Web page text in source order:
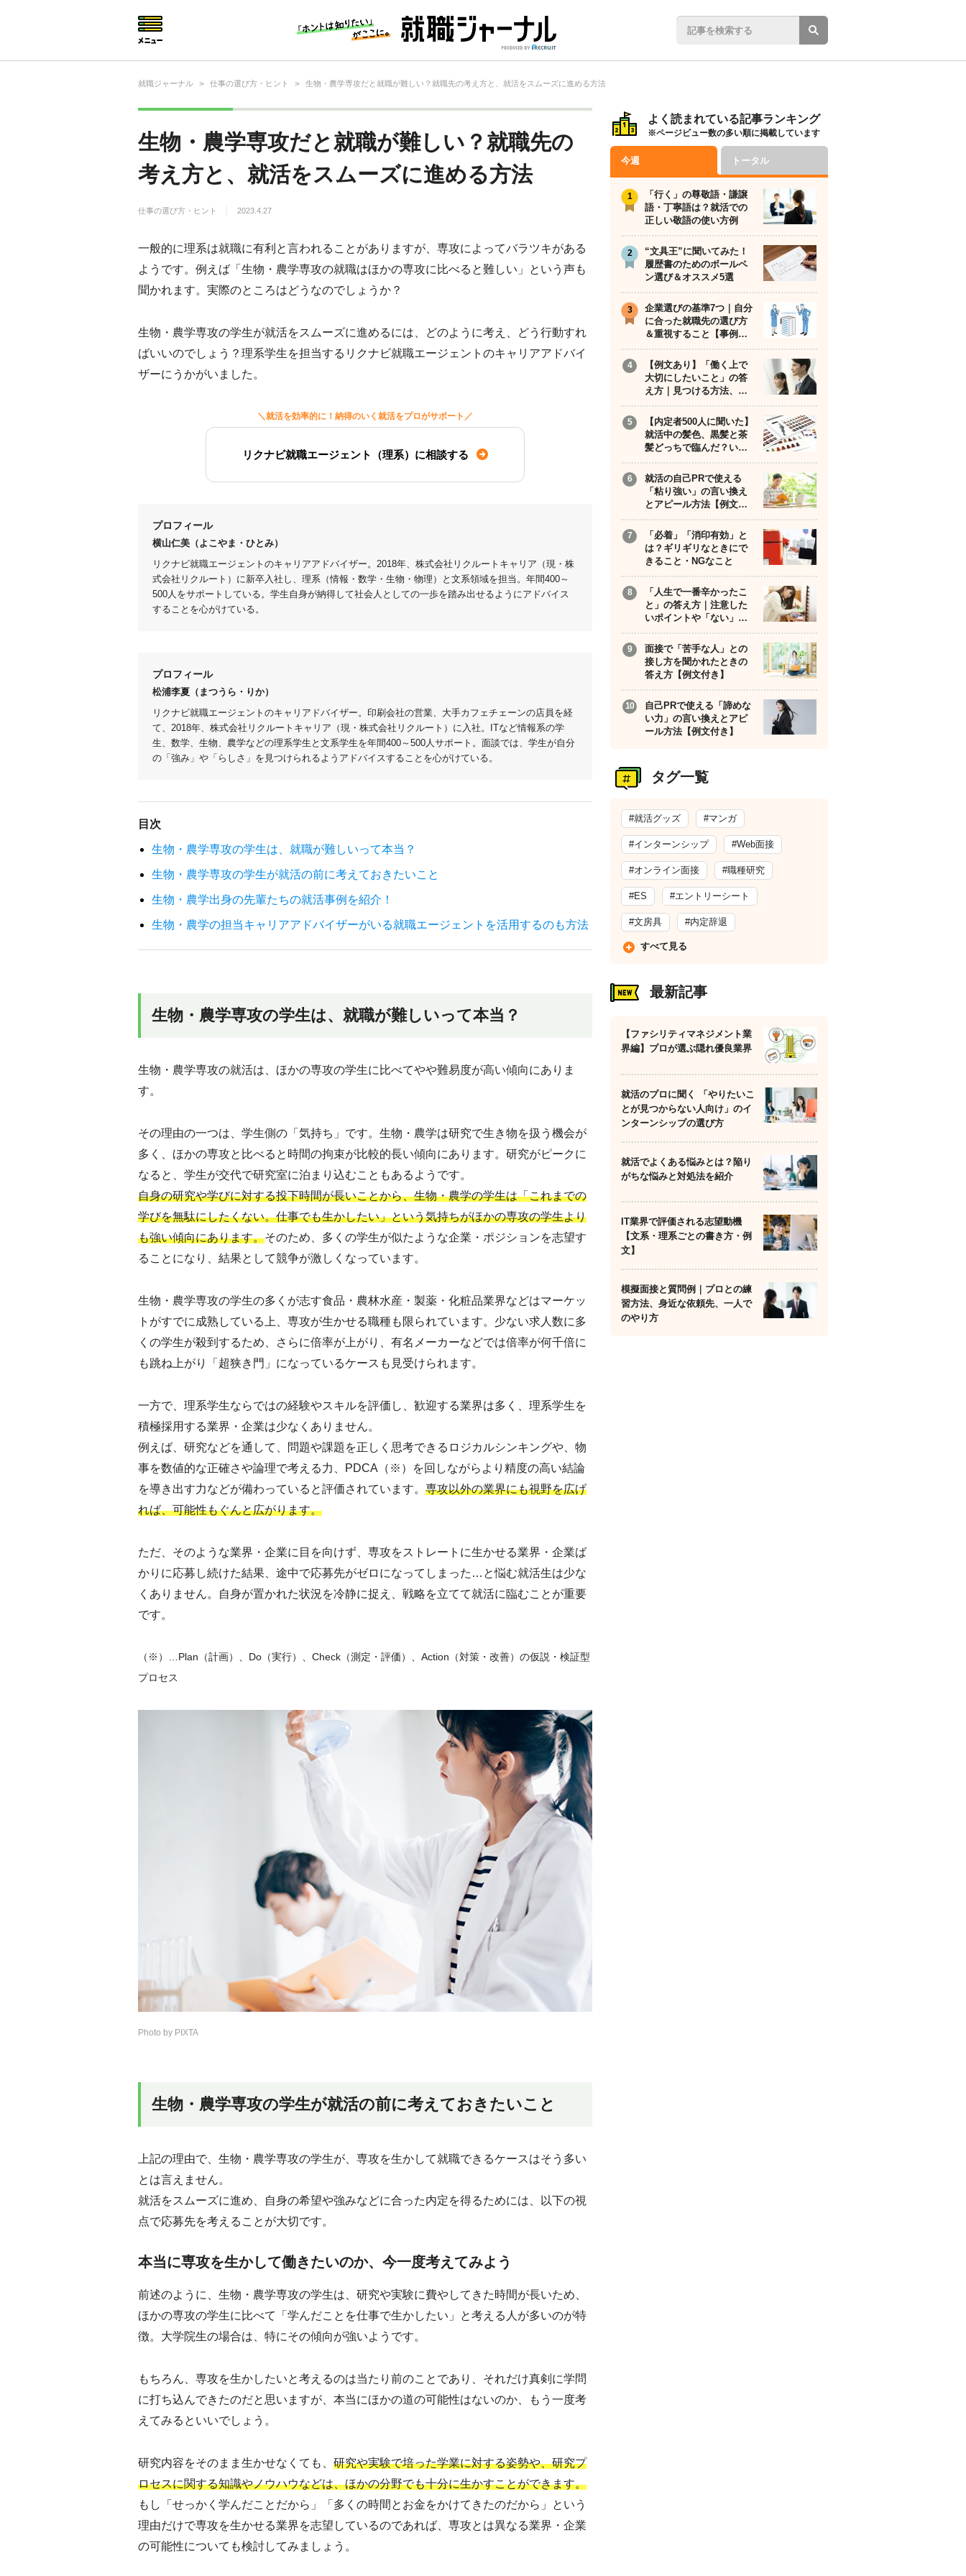
就職ジャーナル > 仕事の選び方・ヒント > 生物・農学専攻だと就職が難しい？就職先の考え方と、就活をスムーズに進める方法
生物・農学専攻だと就職が難しい？就職先の
考え方と、就活をスムーズに進める方法
仕事の選び方・ヒント 2023.4.27
一般的に理系は就職に有利と言われることがありますが、専攻によってバラツキがある
ようです。例えば「生物・農学専攻の就職はほかの専攻に比べると難しい」という声も
聞かれます。実際のところはどうなのでしょうか？
生物・農学専攻の学生が就活をスムーズに進めるには、どのように考え、どう行動すれ
ばいいのでしょう？理系学生を担当するリクナビ就職エージェントのキャリアアドバイ
ザーにうかがいました。
＼就活を効率的に！納得のいく就活をプロがサポート／
リクナビ就職エージェント（理系）に相談する
プロフィール
横山仁美（よこやま・ひとみ）
リクナビ就職エージェントのキャリアアドバイザー。2018年、株式会社リクルートキャリア（現・株
式会社リクルート）に新卒入社し、理系（情報・数学・生物・物理）と文系領域を担当。年間400～
500人をサポートしている。学生自身が納得して社会人としての一歩を踏み出せるようにアドバイス
することを心がけている。
プロフィール
松浦李夏（まつうら・りか）
リクナビ就職エージェントのキャリアドバイザー。印刷会社の営業、大手カフェチェーンの店員を経
て、2018年、株式会社リクルートキャリア（現・株式会社リクルート）に入社。ITなど情報系の学
生、数学、生物、農学などの理系学生と文系学生を年間400～500人サポート。面談では、学生が自分
の「強み」や「らしさ」を見つけられるようアドバイスすることを心がけている。
目次
生物・農学専攻の学生は、就職が難しいって本当？
生物・農学専攻の学生が就活の前に考えておきたいこと
生物・農学出身の先輩たちの就活事例を紹介！
生物・農学の担当キャリアアドバイザーがいる就職エージェントを活用するのも方法
生物・農学専攻の学生は、就職が難しいって本当？
生物・農学専攻の就活は、ほかの専攻の学生に比べてやや難易度が高い傾向にありま
す。
その理由の一つは、学生側の「気持ち」です。生物・農学は研究で生き物を扱う機会が
多く、ほかの専攻と比べると時間の拘束が比較的長い傾向にあります。研究がピークに
なると、学生が交代で研究室に泊まり込むこともあるようです。
自身の研究や学びに対する投下時間が長いことから、生物・農学の学生は「これまでの
学びを無駄にしたくない。仕事でも生かしたい」という気持ちがほかの専攻の学生より
も強い傾向にあります。そのため、多くの学生が似たような企業・ポジションを志望す
ることになり、結果として競争が激しくなっています。
生物・農学専攻の学生の多くが志す食品・農林水産・製薬・化粧品業界などはマーケッ
トがすでに成熟している上、専攻が生かせる職種も限られています。少ない求人数に多
くの学生が殺到するため、さらに倍率が上がり、有名メーカーなどでは倍率が何千倍に
も跳ね上がり「超狭き門」になっているケースも見受けられます。
一方で、理系学生ならではの経験やスキルを評価し、歓迎する業界は多く、理系学生を
積極採用する業界・企業は少なくありません。
例えば、研究などを通して、問題や課題を正しく思考できるロジカルシンキングや、物
事を数値的な正確さや論理で考える力、PDCA（※）を回しながらより精度の高い結論
を導き出す力などが備わっていると評価されています。 専攻以外の業界にも視野を広げ
れば、可能性もぐんと広がります。
ただ、そのような業界・企業に目を向けず、専攻をストレートに生かせる業界・企業ば
かりに応募し続けた結果、途中で応募先がゼロになってしまった…と悩む就活生は少な
くありません。自身が置かれた状況を冷静に捉え、戦略を立てて就活に臨むことが重要
です。
（※）…Plan（計画）、Do（実行）、Check（測定・評価）、Action（対策・改善）の仮説・検証型
プロセス
Photo by PIXTA
生物・農学専攻の学生が就活の前に考えておきたいこと
上記の理由で、生物・農学専攻の学生が、専攻を生かして就職できるケースはそう多い
とは言えません。
就活をスムーズに進め、自身の希望や強みなどに合った内定を得るためには、以下の視
点で応募先を考えることが大切です。
本当に専攻を生かして働きたいのか、今一度考えてみよう
前述のように、生物・農学専攻の学生は、研究や実験に費やしてきた時間が長いため、
ほかの専攻の学生に比べて「学んだことを仕事で生かしたい」と考える人が多いのが特
徴。大学院生の場合は、特にその傾向が強いようです。
もちろん、専攻を生かしたいと考えるのは当たり前のことであり、それだけ真剣に学問
に打ち込んできたのだと思いますが、本当にほかの道の可能性はないのか、もう一度考
えてみるといいでしょう。
研究内容をそのまま生かせなくても、 研究や実験で培った学業に対する姿勢や、研究プ
ロセスに関する知識やノウハウなどは、ほかの分野でも十分に生かすことができます。
もし「せっかく学んだことだから」「多くの時間とお金をかけてきたのだから」という
理由だけで専攻を生かせる業界を志望しているのであれば、専攻とは異なる業界・企業
の可能性についても検討してみましょう。
よく読まれている記事ランキング
※ページビュー数の多い順に掲載しています
今週 トータル
「行く」の尊敬語・謙譲
語・丁寧語は？就活での
正しい敬語の使い方例
“文具王”に聞いてみた！
履歴書のためのボールペ
ン選び＆オススメ5選
企業選びの基準7つ｜自分
に合った就職先の選び方
＆重視すること【事例…
【例文あり】「働く上で
大切にしたいこと」の答
え方｜見つける方法、…
【内定者500人に聞いた】
就活中の髪色、黒髪と茶
髪どっちで臨んだ？い…
就活の自己PRで使える
「粘り強い」の言い換え
とアピール方法【例文…
「必着」「消印有効」と
は？ギリギリなときにで
きること・NGなこと
「人生で一番辛かったこ
と」の答え方｜注意した
いポイントや「ない」…
面接で「苦手な人」との
接し方を聞かれたときの
答え方【例文付き】
自己PRで使える「諦めな
い力」の言い換えとアピ
ール方法【例文付き】
タグ一覧
#就活グッズ #マンガ
#インターンシップ #Web面接
#オンライン面接 #職種研究
#ES #エントリーシート
#文房具 #内定辞退
すべて見る
最新記事
【ファシリティマネジメント業
界編】プロが選ぶ隠れ優良業界
就活のプロに聞く 「やりたいこ
とが見つからない人向け」のイ
ンターンシップの選び方
就活でよくある悩みとは？陥り
がちな悩みと対処法を紹介
IT業界で評価される志望動機
【文系・理系ごとの書き方・例
文】
模擬面接と質問例｜プロとの練
習方法、身近な依頼先、一人で
のやり方
仕事の選び方・ヒント
仕事とは？